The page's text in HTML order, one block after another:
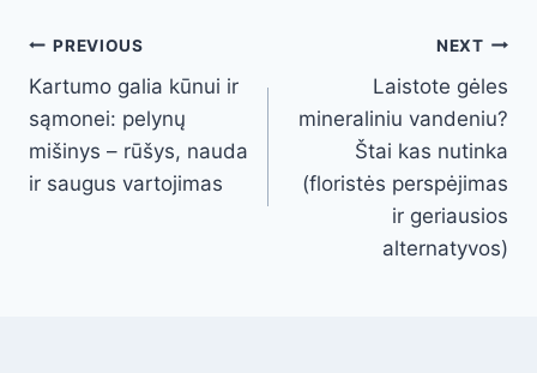
Post
navigation
PREVIOUS
Kartumo galia kūnui ir
sąmonei: pelynų
mišinys – rūšys, nauda
ir saugus vartojimas
NEXT
Laistote gėles
mineraliniu vandeniu?
Štai kas nutinka
(floristės perspėjimas
ir geriausios
alternatyvos)